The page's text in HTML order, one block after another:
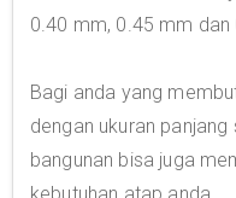
0.40 mm, 0.45 mm dan
Bagi anda yang
dengan ukuran
bangunan bisa juga